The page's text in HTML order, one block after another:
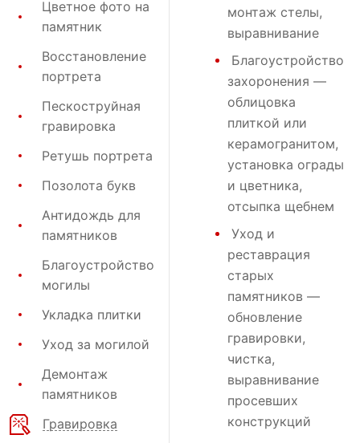
Цветное фото на
памятник
Восстановление
портрета
Пескоструйная
гравировка
Ретушь портрета
Позолота букв
Антидождь для
памятников
Благоустройство
могилы
Укладка плитки
Уход за могилой
Демонтаж
памятников
Гравировка
монтаж стелы,
выравнивание
Благоустройство
захоронения —
облицовка
плиткой или
керамогранитом,
установка ограды
и цветника,
отсыпка щебнем
Уход и
реставрация
старых
памятников —
обновление
гравировки,
чистка,
выравнивание
просевших
конструкций